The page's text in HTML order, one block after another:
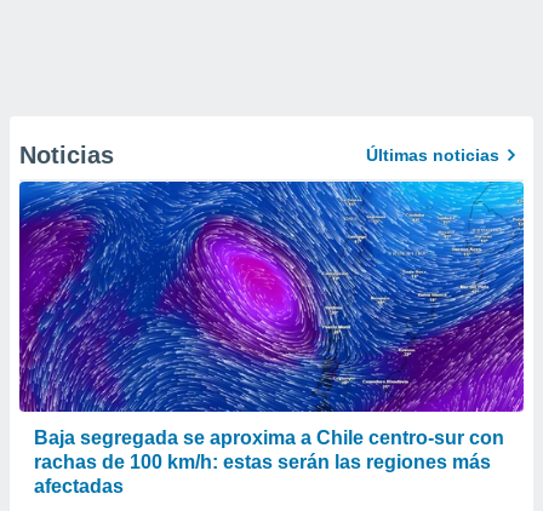
Noticias Últimas noticias
Baja segregada se aproxima a Chile centro-sur con
rachas de 100 km/h: estas serán las regiones más
afectadas